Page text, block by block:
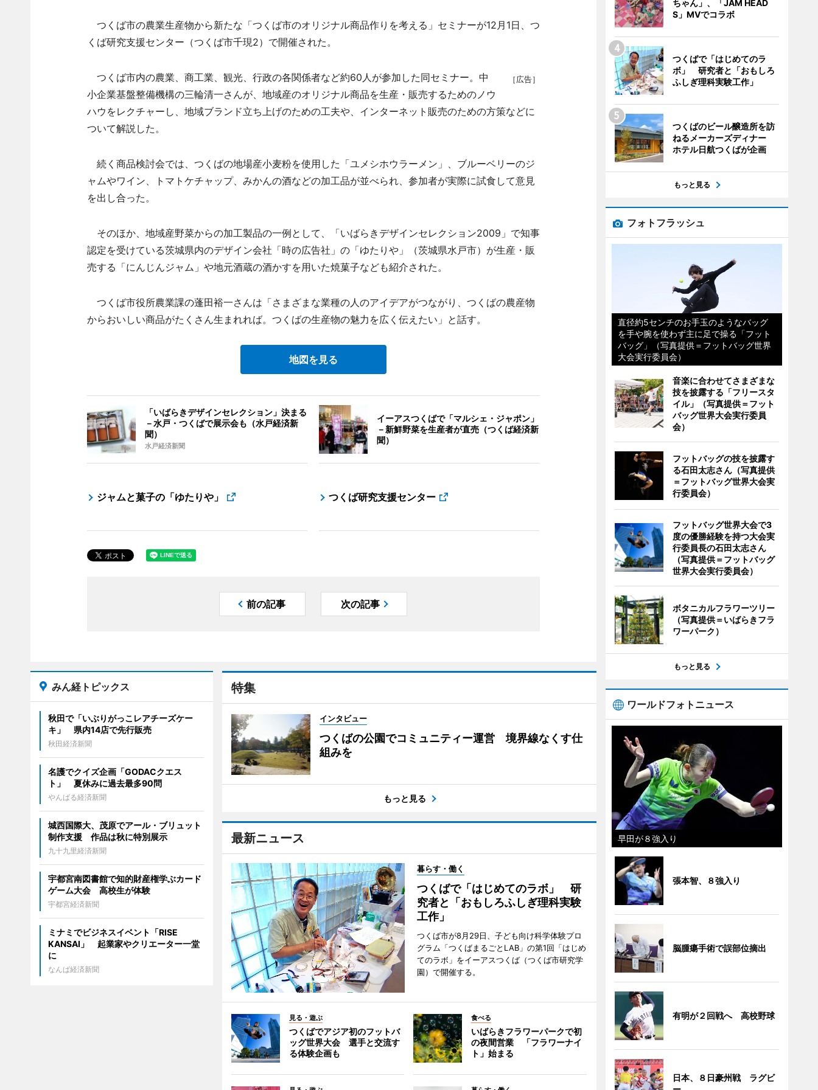
つくば市の農業生産物から新たな「つくば市のオリジナル商品作りを考える」セミナーが12月1日、つ
くば研究支援センター（つくば市千現2）で開催された。
［広告］
つくば市内の農業、商工業、観光、行政の各関係者など約60人が参加した同セミナー。中
小企業基盤整備機構の三輪清一さんが、地域産のオリジナル商品を生産・販売するためのノウ
ハウをレクチャーし、地域ブランド立ち上げのための工夫や、インターネット販売のための方策などに
ついて解説した。
続く商品検討会では、つくばの地場産小麦粉を使用した「ユメシホウラーメン」、ブルーベリーのジ
ャムやワイン、トマトケチャップ、みかんの酒などの加工品が並べられ、参加者が実際に試食して意見
を出し合った。
そのほか、地域産野菜からの加工製品の一例として、「いばらきデザインセレクション2009」で知事
認定を受けている茨城県内のデザイン会社「時の広告社」の「ゆたりや」（茨城県水戸市）が生産・販
売する「にんじんジャム」や地元酒蔵の酒かすを用いた焼菓子なども紹介された。
つくば市役所農業課の蓬田裕一さんは「さまざまな業種の人のアイデアがつながり、つくばの農産物
からおいしい商品がたくさん生まれれば。つくばの生産物の魅力を広く伝えたい」と話す。
地図を見る
「いばらきデザインセレクション」決まる
－水戸・つくばで展示会も（水戸経済新
聞）
水戸経済新聞
イーアスつくばで「マルシェ・ジャポン」
－新鮮野菜を生産者が直売（つくば経済新
聞）
ジャムと菓子の「ゆたりや」 つくば研究支援センター
前の記事 次の記事
特集
インタビュー
つくばの公園でコミュニティー運営 境界線なくす仕
組みを
もっと見る
最新ニュース
暮らす・働く
つくばで「はじめてのラボ」 研
究者と「おもしろふしぎ理科実験
工作」
つくば市が8月29日、子ども向け科学体験プロ
グラム「つくばまるごとLAB」の第1回「はじめ
てのラボ」をイーアスつくば（つくば市研究学
園）で開催する。
見る・遊ぶ
つくばでアジア初のフットバ
ッグ世界大会 選手と交流す
る体験企画も
食べる
いばらきフラワーパークで初
の夜間営業 「フラワーナイ
ト」始まる
みん経トピックス
秋田で「いぶりがっこレアチーズケー
キ」 県内14店で先行販売
秋田経済新聞
名護でクイズ企画「GODACクエス
ト」 夏休みに過去最多90問
やんばる経済新聞
城西国際大、茂原でアール・ブリュット
制作支援 作品は秋に特別展示
九十九里経済新聞
宇都宮南図書館で知的財産権学ぶカード
ゲーム大会 高校生が体験
宇都宮経済新聞
ミナミでビジネスイベント「RISE
KANSAI」 起業家やクリエーター一堂
に
なんば経済新聞
ちゃん」、「JAM HEAD
S」MVでコラボ
つくばで「はじめてのラ
ボ」 研究者と「おもしろ
ふしぎ理科実験工作」
つくばのビール醸造所を訪
ねるメーカーズディナー
ホテル日航つくばが企画
もっと見る
フォトフラッシュ
直径約5センチのお手玉のようなバッグ
を手や腕を使わず主に足で操る「フット
バッグ」（写真提供＝フットバッグ世界
大会実行委員会）
音楽に合わせてさまざまな
技を披露する「フリースタ
イル」（写真提供＝フット
バッグ世界大会実行委員
会）
フットバッグの技を披露す
る石田太志さん（写真提供
＝フットバッグ世界大会実
行委員会）
フットバッグ世界大会で3
度の優勝経験を持つ大会実
行委員長の石田太志さん
（写真提供＝フットバッグ
世界大会実行委員会）
ボタニカルフラワーツリー
（写真提供＝いばらきフラ
ワーパーク）
もっと見る
ワールドフォトニュース
早田が８強入り
張本智、８強入り
脳腫瘍手術で誤部位摘出
有明が２回戦へ 高校野球
日本、８日豪州戦 ラグビ